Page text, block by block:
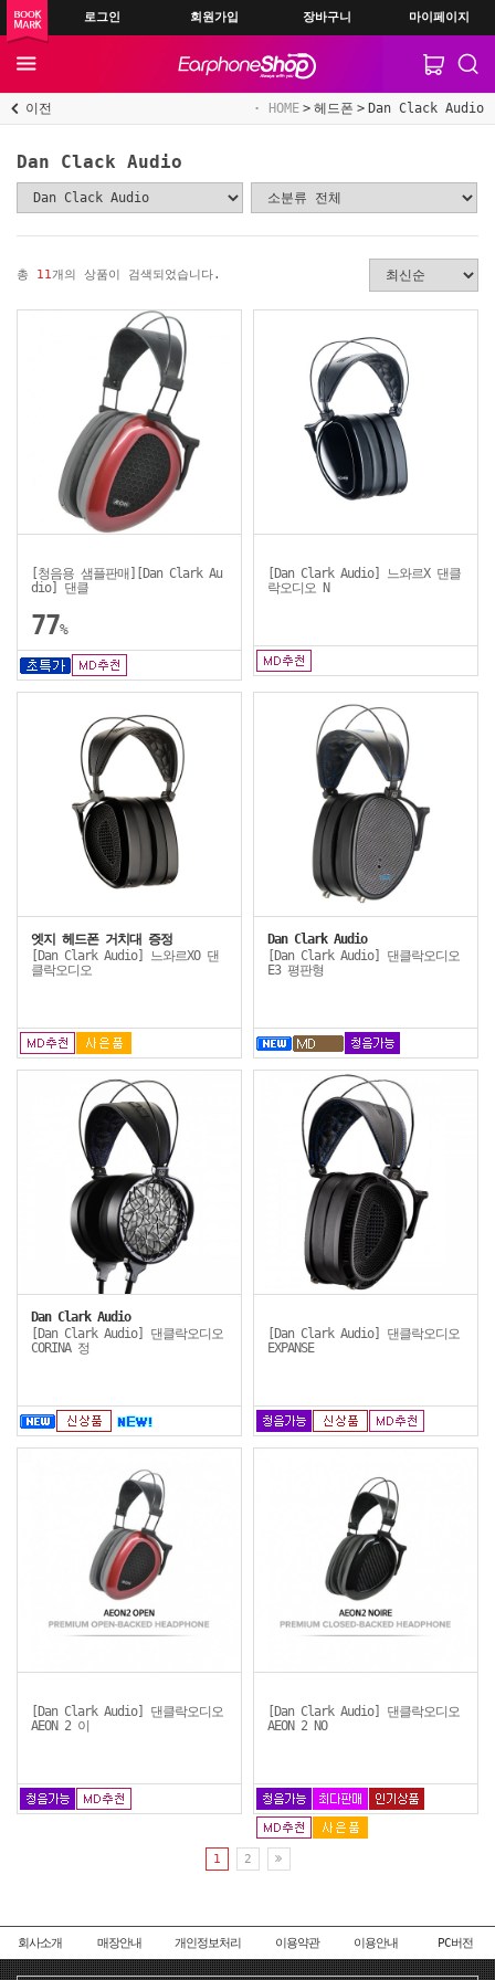
로그인 회원가입 장바구니 마이페이지
이전 HOME 헤드폰 Dan Clack Audio
Dan Clack Audio
총 11개의 상품이 검색되었습니다.
[청음용 샘플판매][Dan Clark Au
dio] 댄클
77%
[Dan Clark Audio] 느와르X 댄클
락오디오 N
엣지 헤드폰 거치대 증정
[Dan Clark Audio] 느와르XO 댄
클락오디오
Dan Clark Audio
[Dan Clark Audio] 댄클락오디오
E3 평판형
Dan Clark Audio
[Dan Clark Audio] 댄클락오디오
CORINA 정
[Dan Clark Audio] 댄클락오디오
EXPANSE
[Dan Clark Audio] 댄클락오디오
AEON 2 이
[Dan Clark Audio] 댄클락오디오
AEON 2 NO
1 2
회사소개 매장안내 개인정보처리 이용약관 이용안내 PC버전